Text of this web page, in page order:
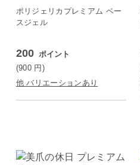
ポリジェリカプレミアム ベー
スジェル
200 ポイント
(900 円 )
他 バリエーションあり